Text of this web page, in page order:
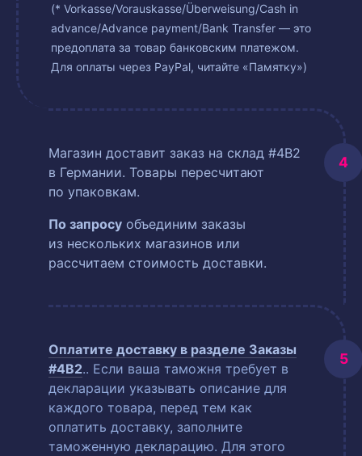
(* Vorkasse/Vorauskasse/Überweisung/Cash in
advance/Advance payment/Bank Transfer — это
предоплата за товар банковским платежом.
Для оплаты через PayPal, читайте «Памятку»)
Магазин доставит заказ на склад #4B2
в Германии. Товары пересчитают
по упаковкам.
По запросу объединим заказы
из нескольких магазинов или
рассчитаем стоимость доставки.
Оплатите доставку в разделе Заказы
#4B2.. Если ваша таможня требует в
декларации указывать описание для
каждого товара, перед тем как
оплатить доставку, заполните
таможенную декларацию. Для этого